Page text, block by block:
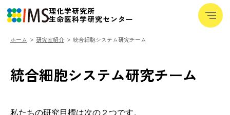
理化学研究所
生命医科学研究センター
─
─
─
研究室紹介
ホーム 研究室紹介 統合細胞システム研究チーム
統合細胞システム研究チーム
私たちの研究目標は次の２つです。